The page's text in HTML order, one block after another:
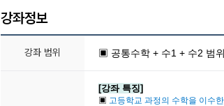
강좌정보
강좌 범위 ▣ 공통수학 + 수1 + 수2 범
[강좌 특징]
▣ 고등학교 과정의 수학을 이수